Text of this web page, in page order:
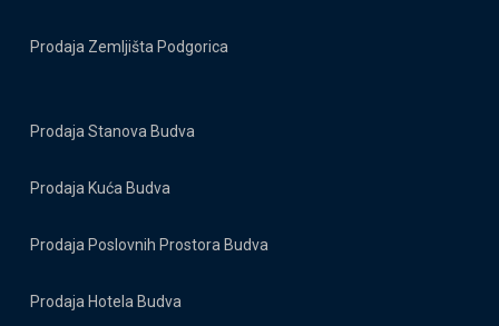
Prodaja Zemljišta Podgorica
Prodaja Stanova Budva
Prodaja Kuća Budva
Prodaja Poslovnih Prostora Budva
Prodaja Hotela Budva